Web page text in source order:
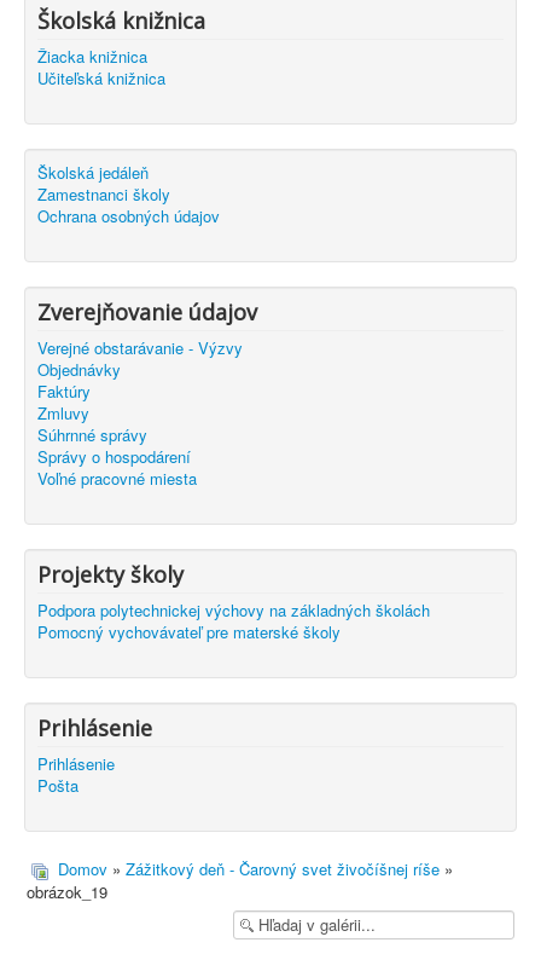
Školská knižnica
Žiacka knižnica
Učiteľská knižnica
Školská jedáleň
Zamestnanci školy
Ochrana osobných údajov
Zverejňovanie údajov
Verejné obstarávanie - Výzvy
Objednávky
Faktúry
Zmluvy
Súhrnné správy
Správy o hospodárení
Voľné pracovné miesta
Projekty školy
Podpora polytechnickej výchovy na základných školách
Pomocný vychovávateľ pre materské školy
Prihlásenie
Prihlásenie
Pošta
Domov » Zážitkový deň - Čarovný svet živočíšnej ríše »
obrázok_19